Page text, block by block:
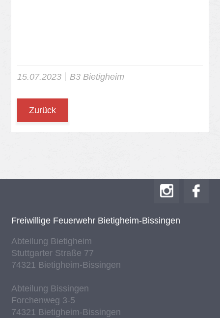
15.07.2023 B3 Bie­tig­heim
Zurück
Frei­wil­li­ge Feu­er­wehr Bie­tig­heim-Bis­sin­gen
Ab­tei­lung Bie­tig­heim
Stutt­gar­ter Stra­ße 77
74321 Bie­tig­heim-Bis­sin­gen
Ab­tei­lung Bis­sin­gen
For­chen­weg 3-5
74321 Bie­tig­heim-Bis­sin­gen